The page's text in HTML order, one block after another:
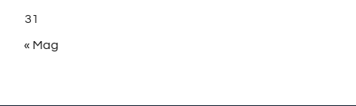
31
« Mag